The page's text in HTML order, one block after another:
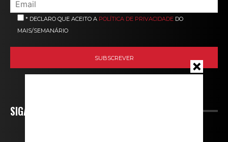
* DECLARO QUE ACEITO A POLÍTICA DE PRIVACIDADE DO
MAIS/SEMANÁRIO
SIGA-NOS